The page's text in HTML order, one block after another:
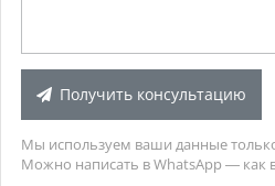
Получить консультацию
Мы используем ваши данные
Можно написать в WhatsApp — как